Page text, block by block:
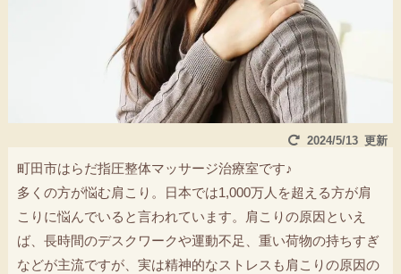
2024/5/13
町田市はらだ指圧整体マッサージ治療室です♪
多くの方が悩む肩こり。日本では1,000万人を超える方が肩
こりに悩んでいると言われています。肩こりの原因といえ
ば、長時間のデスクワークや運動不足、重い荷物の持ちすぎ
などが主流ですが、実は精神的なストレスも肩こりの原因の